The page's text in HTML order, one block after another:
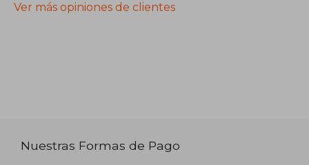
Ver más opiniones de clientes
Nuestras Formas de Pago